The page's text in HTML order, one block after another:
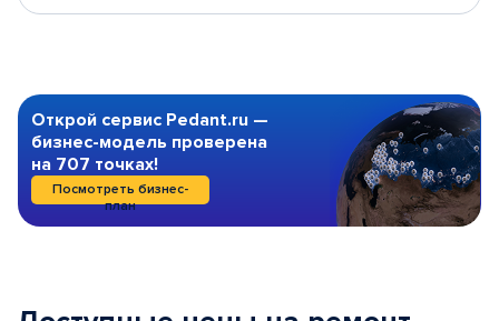
Открой сервис Pedant.ru —
бизнес-модель проверена
на 707 точках!
Посмотреть бизнес-
план